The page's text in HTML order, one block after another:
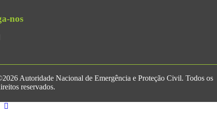
nos
Autoridade Nacional de Emergência e Proteção Civil. Todos os
reservados.